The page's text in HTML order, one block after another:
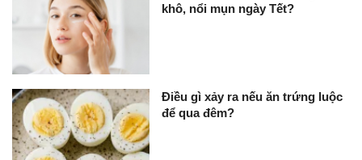
khô, nổi mụn ngày Tết?
Điều gì xảy ra nếu ăn trứng luộc
để qua đêm?